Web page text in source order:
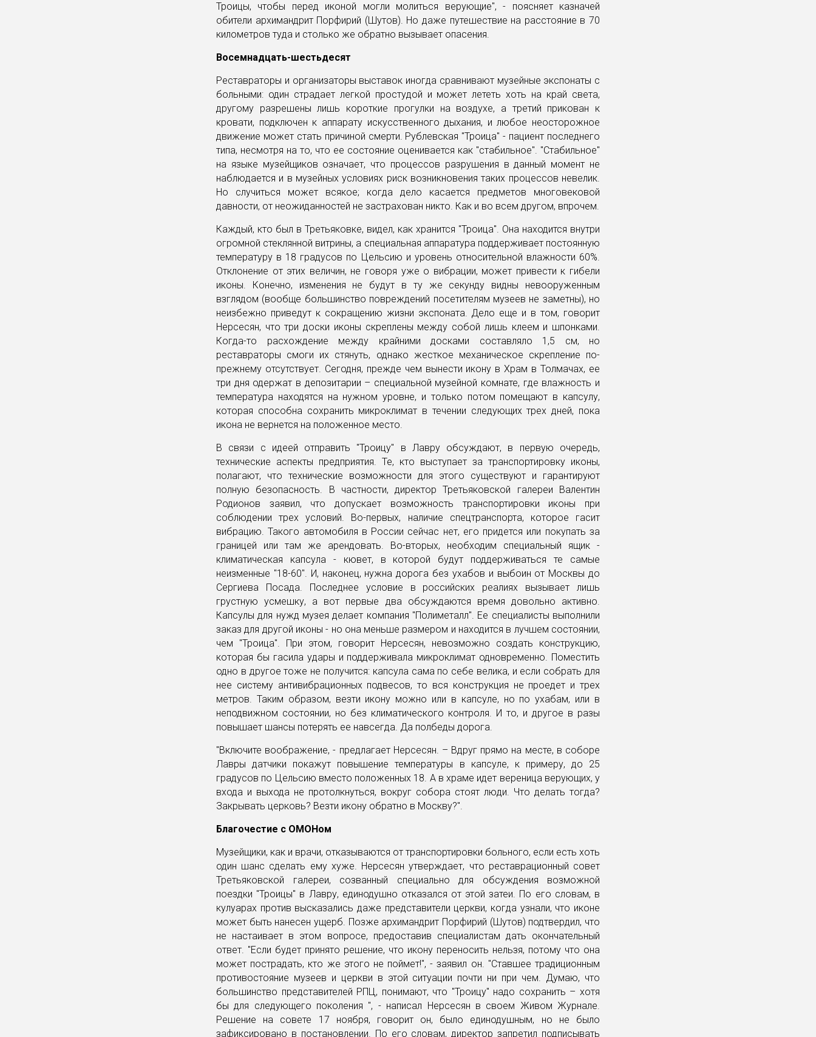
Троицы, чтобы перед иконой могли молиться верующие", - поясняет казначей
обители архимандрит Порфирий (Шутов). Но даже путешествие на расстояние в 70
километров туда и столько же обратно вызывает опасения.
Восемнадцать-шестьдесят
Реставраторы и организаторы выставок иногда сравнивают музейные экспонаты с
больными: один страдает легкой простудой и может лететь хоть на край света,
другому разрешены лишь короткие прогулки на воздухе, а третий прикован к
кровати, подключен к аппарату искусственного дыхания, и любое неосторожное
движение может стать причиной смерти. Рублевская "Троица" - пациент последнего
типа, несмотря на то, что ее состояние оценивается как "стабильное". "Стабильное"
на языке музейщиков означает, что процессов разрушения в данный момент не
наблюдается и в музейных условиях риск возникновения таких процессов невелик.
Но случиться может всякое; когда дело касается предметов многовековой
давности, от неожиданностей не застрахован никто. Как и во всем другом, впрочем.
Каждый, кто был в Третьяковке, видел, как хранится "Троица". Она находится внутри
огромной стеклянной витрины, а специальная аппаратура поддерживает постоянную
температуру в 18 градусов по Цельсию и уровень относительной влажности 60%.
Отклонение от этих величин, не говоря уже о вибрации, может привести к гибели
иконы. Конечно, изменения не будут в ту же секунду видны невооруженным
взглядом (вообще большинство повреждений посетителям музеев не заметны), но
неизбежно приведут к сокращению жизни экспоната. Дело еще и в том, говорит
Нерсесян, что три доски иконы скреплены между собой лишь клеем и шпонками.
Когда-то расхождение между крайними досками составляло 1,5 см, но
реставраторы смоги их стянуть, однако жесткое механическое скрепление по-
прежнему отсутствует. Сегодня, прежде чем вынести икону в Храм в Толмачах, ее
три дня одержат в депозитарии – специальной музейной комнате, где влажность и
температура находятся на нужном уровне, и только потом помещают в капсулу,
которая способна сохранить микроклимат в течении следующих трех дней, пока
икона не вернется на положенное место.
В связи с идеей отправить "Троицу" в Лавру обсуждают, в первую очередь,
технические аспекты предприятия. Те, кто выступает за транспортировку иконы,
полагают, что технические возможности для этого существуют и гарантируют
полную безопасность. В частности, директор Третьяковской галереи Валентин
Родионов заявил, что допускает возможность транспортировки иконы при
соблюдении трех условий. Во-первых, наличие спецтранспорта, которое гасит
вибрацию. Такого автомобиля в России сейчас нет, его придется или покупать за
границей или там же арендовать. Во-вторых, необходим специальный ящик -
климатическая капсула - кювет, в которой будут поддерживаться те самые
неизменные "18-60". И, наконец, нужна дорога без ухабов и выбоин от Москвы до
Сергиева Посада. Последнее условие в российских реалиях вызывает лишь
грустную усмешку, а вот первые два обсуждаются время довольно активно.
Капсулы для нужд музея делает компания "Полиметалл". Ее специалисты выполнили
заказ для другой иконы - но она меньше размером и находится в лучшем состоянии,
чем "Троица". При этом, говорит Нерсесян, невозможно создать конструкцию,
которая бы гасила удары и поддерживала микроклимат одновременно. Поместить
одно в другое тоже не получится: капсула сама по себе велика, и если собрать для
нее систему антивибрационных подвесов, то вся конструкция не проедет и трех
метров. Таким образом, везти икону можно или в капсуле, но по ухабам, или в
неподвижном состоянии, но без климатического контроля. И то, и другое в разы
повышает шансы потерять ее навсегда. Да полбеды дорога.
"Включите воображение, - предлагает Нерсесян. – Вдруг прямо на месте, в соборе
Лавры датчики покажут повышение температуры в капсуле, к примеру, до 25
градусов по Цельсию вместо положенных 18. А в храме идет вереница верующих, у
входа и выхода не протолкнуться, вокруг собора стоят люди. Что делать тогда?
Закрывать церковь? Везти икону обратно в Москву?".
Благочестие с ОМОНом
Музейщики, как и врачи, отказываются от транспортировки больного, если есть хоть
один шанс сделать ему хуже. Нерсесян утверждает, что реставрационный совет
Третьяковской галереи, созванный специально для обсуждения возможной
поездки "Троицы" в Лавру, единодушно отказался от этой затеи. По его словам, в
кулуарах против высказались даже представители церкви, когда узнали, что иконе
может быть нанесен ущерб. Позже архимандрит Порфирий (Шутов) подтвердил, что
не настаивает в этом вопросе, предоставив специалистам дать окончательный
ответ. "Если будет принято решение, что икону переносить нельзя, потому что она
может пострадать, кто же этого не поймет!", - заявил он. "Ставшее традиционным
противостояние музеев и церкви в этой ситуации почти ни при чем. Думаю, что
большинство представителей РПЦ, понимают, что "Троицу" надо сохранить – хотя
бы для следующего поколения ", - написал Нерсесян в своем Живом Журнале.
Решение на совете 17 ноября, говорит он, было единодушным, но не было
зафиксировано в постановлении. По его словам, директор запретил подписывать